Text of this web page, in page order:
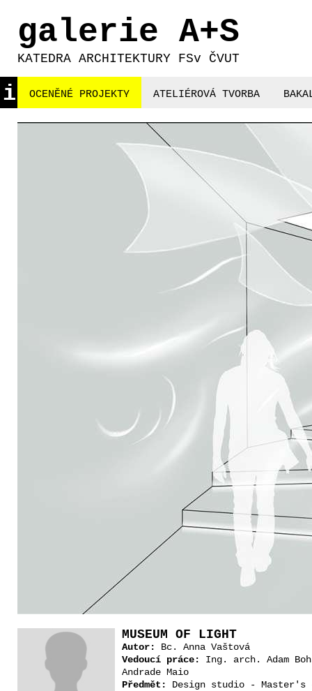
galerie A+S
KATEDRA ARCHITEKTURY FSv ČVUT
i OCENĚNÉ PROJEKTY ATELIÉROVÁ TVORBA
MUSEUM OF LIGHT
Autor:
Bc. Anna Vaštová
Vedoucí práce:
Ing. arch. Adam
Andrade Maio
Předmět:
Design studio - Master's